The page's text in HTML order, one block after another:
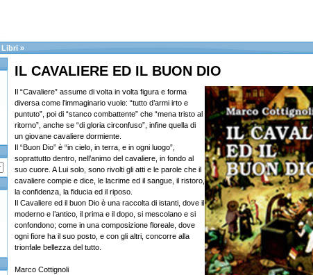
Libri »
IL CAVALIERE ED IL BUON DIO
Il “Cavaliere” assume di volta in volta figura e forma
diversa come l’immaginario vuole: “tutto d’armi irto e
puntuto”, poi di “stanco combattente” che “mena tristo al
ritorno”, anche se “di gloria circonfuso”, infine quella di
un giovane cavaliere dormiente.
Il “Buon Dio” è “in cielo, in terra, e in ogni luogo”,
soprattutto dentro, nell’animo del cavaliere, in fondo al
suo cuore. A Lui solo, sono rivolti gli atti e le parole che il
cavaliere compie e dice, le lacrime ed il sangue, il ristoro,
la confidenza, la fiducia ed il riposo.
Il Cavaliere ed il buon Dio è una raccolta di istanti, dove il
moderno e l’antico, il prima e il dopo, si mescolano e si
confondono; come in una composizione floreale, dove
ogni fiore ha il suo posto, e con gli altri, concorre alla
trionfale bellezza del tutto.
Marco Cottignoli